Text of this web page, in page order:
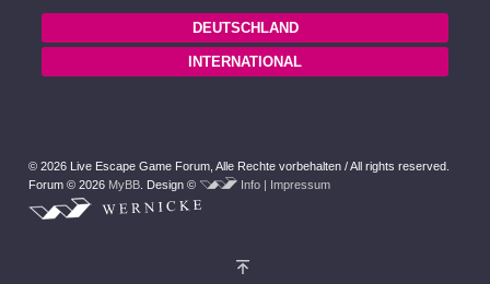
DEUTSCHLAND
INTERNATIONAL
© 2026 Live Escape Game Forum, Alle Rechte vorbehalten / All rights reserved.
Forum © 2026 MyBB. Design © Info | Impressum